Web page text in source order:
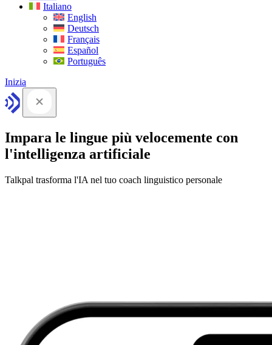
Italiano
English
Deutsch
Français
Español
Português
Inizia
Impara le lingue più velocemente con
l'intelligenza artificiale
Talkpal trasforma l'IA nel tuo coach linguistico personale